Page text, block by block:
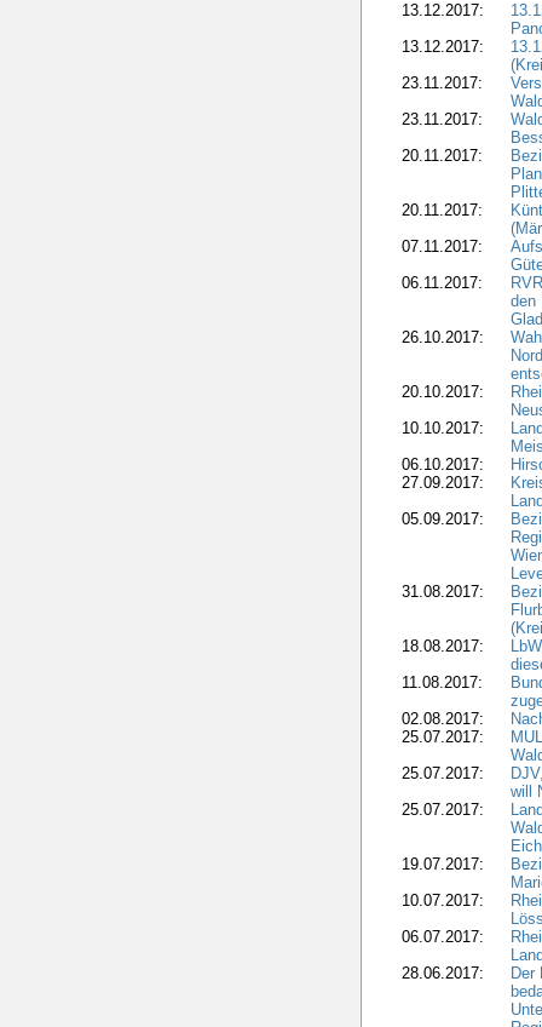
13.12.2017:
13.12.2017:
23.11.2017:
23.11.2017:
20.11.2017:
20.11.2017:
07.11.2017:
06.11.2017:
den
26.10.2017:
20.10.2017:
10.10.2017:
06.10.2017:
27.09.2017:
05.09.2017:
31.08.2017:
18.08.2017:
11.08.2017:
02.08.2017:
25.07.2017:
25.07.2017:
will
25.07.2017:
19.07.2017:
10.07.2017:
06.07.2017:
28.06.2017:
Der